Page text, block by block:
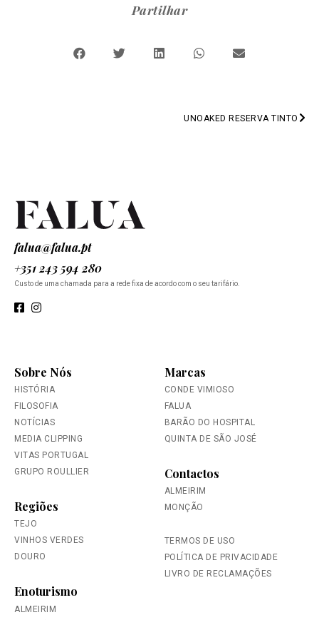
Partilhar
PREV
UNOAKED RESERVA TINTO
falua@falua.pt
+351 243 594 280
Custo de uma chamada para a rede fixa de acordo com o seu tarifário.
Sobre Nós
HISTÓRIA
FILOSOFIA
NOTÍCIAS
MEDIA CLIPPING
VITAS PORTUGAL
GRUPO ROULLIER
Regiões
TEJO
VINHOS VERDES
DOURO
Enoturismo
ALMEIRIM
Marcas
CONDE VIMIOSO
FALUA
BARÃO DO HOSPITAL
QUINTA DE SÃO JOSÉ
Contactos
ALMEIRIM
MONÇÃO
TERMOS DE USO
POLÍTICA DE PRIVACIDADE
LIVRO DE RECLAMAÇÕES